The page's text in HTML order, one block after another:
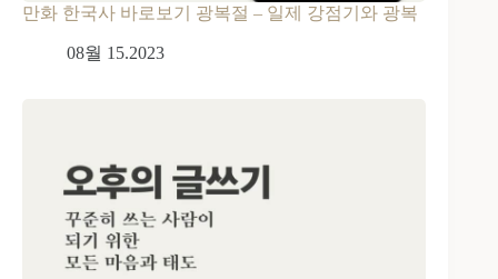
만화 한국사 바로보기 광복절 – 일제 강점기와 광복
08월 15.2023